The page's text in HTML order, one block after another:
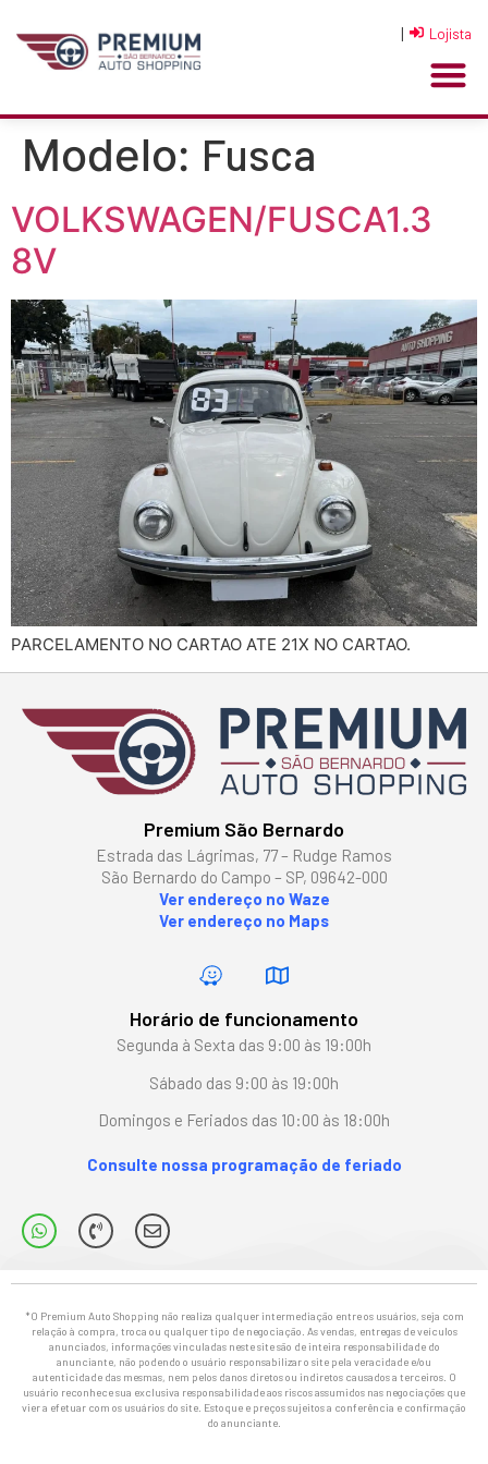
| Lojista
Modelo: Fusca
VOLKSWAGEN/FUSCA1.3
8V
PARCELAMENTO NO CARTAO ATE 21X NO CARTAO.
Premium São Bernardo
Estrada das Lágrimas, 77 – Rudge Ramos
São Bernardo do Campo – SP, 09642-000
Ver endereço no Waze
Ver endereço no Maps
Horário de funcionamento
Segunda à Sexta das 9:00 às 19:00h
Sábado das 9:00 às 19:00h
Domingos e Feriados das 10:00 às 18:00h
Consulte nossa programação de feriado
*O Premium Auto Shopping não realiza qualquer intermediação entre os usuários, seja com
relação à compra, troca ou qualquer tipo de negociação. As vendas, entregas de veículos
anunciados, informações vinculadas neste site são de inteira responsabilidade do
anunciante, não podendo o usuário responsabilizar o site pela veracidade e/ou
autenticidade das mesmas, nem pelos danos diretos ou indiretos causados a terceiros. O
usuário reconhece sua exclusiva responsabilidade aos riscos assumidos nas negociações que
vier a efetuar com os usuários do site. Estoque e preços sujeitos a conferência e confirmação
do anunciante.